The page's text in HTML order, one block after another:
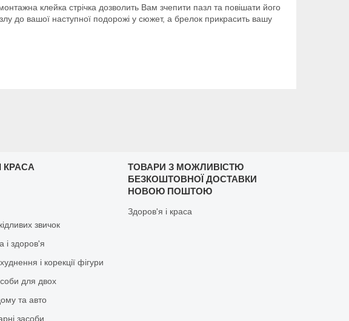
клейка стрічка дозволить Вам зчепити пазл та повішати його
до вашої наступної подорожі у сюжет, а брелок прикрасить вашу
КРАСА
звичок
і здоров'я
і корекції фігури
для двох
та авто
засоби
ТОВАРИ З МОЖЛИВІСТЮ
БЕЗКОШТОВНОЇ ДОСТАВКИ
НОВОЮ ПОШТОЮ
Здоров'я і краса